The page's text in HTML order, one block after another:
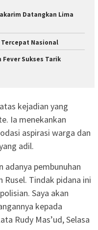
Datangkan Lima
Tercepat Nasional
Sukses Tarik
kejadian yang
Ia menekankan
aspirasi warga dan
adil.
adanya pembunuhan
Rusel. Tindak pidana ini
Saya akan
kepada
Rudy Mas’ud, Selasa